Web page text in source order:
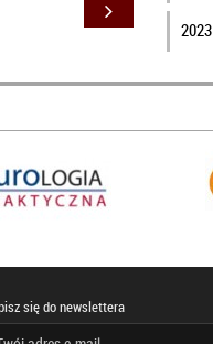
2023
się do newslettera